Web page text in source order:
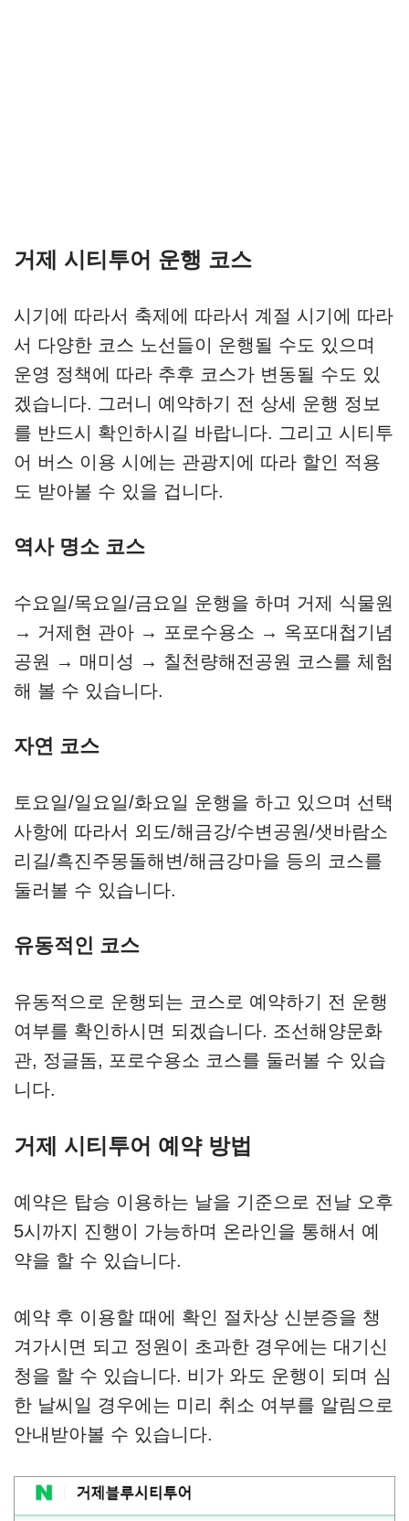
거제 시티투어 운행 코스
시기에 따라서 축제에 따라서 계절 시기에 따라
서 다양한 코스 노선들이 운행될 수도 있으며
운영 정책에 따라 추후 코스가 변동될 수도 있
겠습니다. 그러니 예약하기 전 상세 운행 정보
를 반드시 확인하시길 바랍니다. 그리고 시티투
어 버스 이용 시에는 관광지에 따라 할인 적용
도 받아볼 수 있을 겁니다.
역사 명소 코스
수요일/목요일/금요일 운행을 하며 거제 식물원
→ 거제현 관아 → 포로수용소 → 옥포대첩기념
공원 → 매미성 → 칠천량해전공원 코스를 체험
해 볼 수 있습니다.
자연 코스
토요일/일요일/화요일 운행을 하고 있으며 선택
사항에 따라서 외도/해금강/수변공원/샛바람소
리길/흑진주몽돌해변/해금강마을 등의 코스를
둘러볼 수 있습니다.
유동적인 코스
유동적으로 운행되는 코스로 예약하기 전 운행
여부를 확인하시면 되겠습니다. 조선해양문화
관, 정글돔, 포로수용소 코스를 둘러볼 수 있습
니다.
거제 시티투어 예약 방법
예약은 탑승 이용하는 날을 기준으로 전날 오후
5시까지 진행이 가능하며 온라인을 통해서 예
약을 할 수 있습니다.
예약 후 이용할 때에 확인 절차상 신분증을 챙
겨가시면 되고 정원이 초과한 경우에는 대기신
청을 할 수 있습니다. 비가 와도 운행이 되며 심
한 날씨일 경우에는 미리 취소 여부를 알림으로
안내받아볼 수 있습니다.